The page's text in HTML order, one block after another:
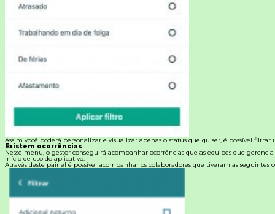
Assim você poderá personalizar e visualizar apenas o status que quiser, é possível filtrar
Existem ocorrências
Nesse menu, o gestor conseguirá acompanhar ocorrências que as equipes que
início de uso do aplicativo.
Através deste painel é possível acompanhar os colaboradores que tiveram as seguintes